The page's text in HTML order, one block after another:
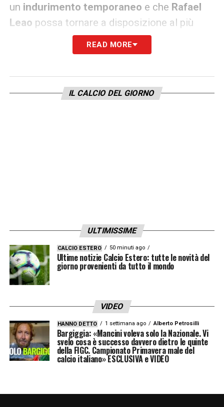
un indurimento temporaneo e che Rafael
Leao possa tornare a disposizione al più
polpaccioè un muscolo delicato
per i calciatori, e la cautela è d’obbligo per
con ansia gliaggiornamenti ufficiali
sperando che l’incubo di un lungo stop per il
LA PLAYLIST DELLE NOSTRE TOP NEWS
READ MORE
IL CALCIO DEL GIORNO
ULTIMISSIME
CALCIO ESTERO 50 minuti ago
Ultime notizie Calcio Estero: tutte le novità del
giorno provenienti da tutto il mondo
VIDEO
HANNO DETTO 1 settimana ago Alberto Petrosilli
Bargiggia: «Mancini voleva solo la Nazionale. Vi
svelo cosa è successo davvero dietro le quinte
della FIGC. Campionato Primavera male del
calcio italiano» ESCLUSIVA e VIDEO